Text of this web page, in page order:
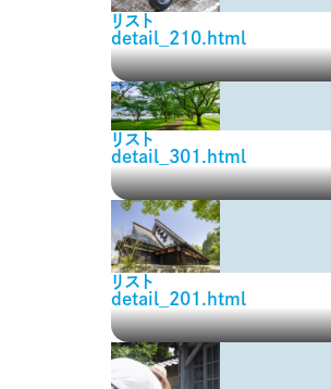
リスト
detail_210.html
リスト
detail_301.html
リスト
detail_201.html